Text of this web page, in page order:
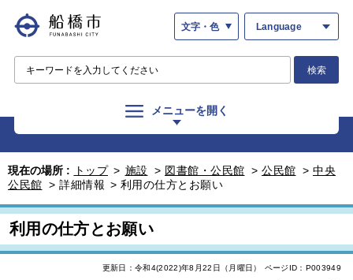
文字・色 Language
検索
メニューを開く
現在の場所 : トップ > 施設 > 図書館・公民館 > 公民館 > 中央
公民館 > 詳細情報 > 利用の仕方とお願い
利用の仕方とお願い
更新日：令和4(2022)年8月22日（月曜日） ページID：P003949